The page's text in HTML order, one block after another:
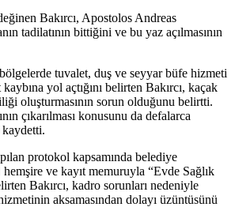
Bakırcı, Apostolos Andreas
tadilatının bittiğini ve bu yaz açılmasının
tuvalet, duş ve seyyar büfe hizmeti
yol açtığını belirten Bakırcı, kaçak
oluşturmasının sorun olduğunu belirtti.
çıkarılması konusunu da defalarca
protokol kapsamında belediye
ve kayıt memuruyla “Evde Sağlık
Bakırcı, kadro sorunları nedeniyle
aksamasından dolayı üzüntüsünü